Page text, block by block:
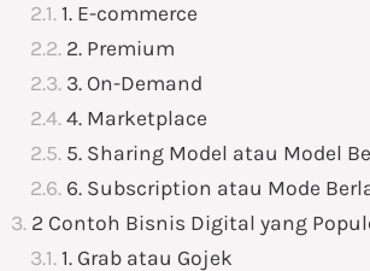
1. E-commerce
2. Premium
3. On-Demand
4. Marketplace
5. Sharing Model atau Model
6. Subscription atau Mode
2 Contoh Bisnis Digital yang
1. Grab atau Gojek